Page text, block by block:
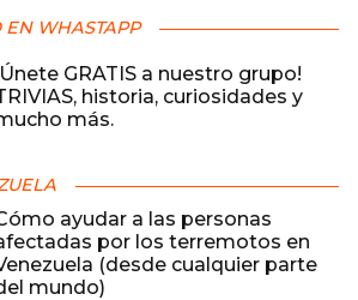
EN WHASTAPP
GRATIS a nuestro grupo!
historia, curiosidades y
más.
ayudar a las personas
por los terremotos en
(desde cualquier parte
mundo)